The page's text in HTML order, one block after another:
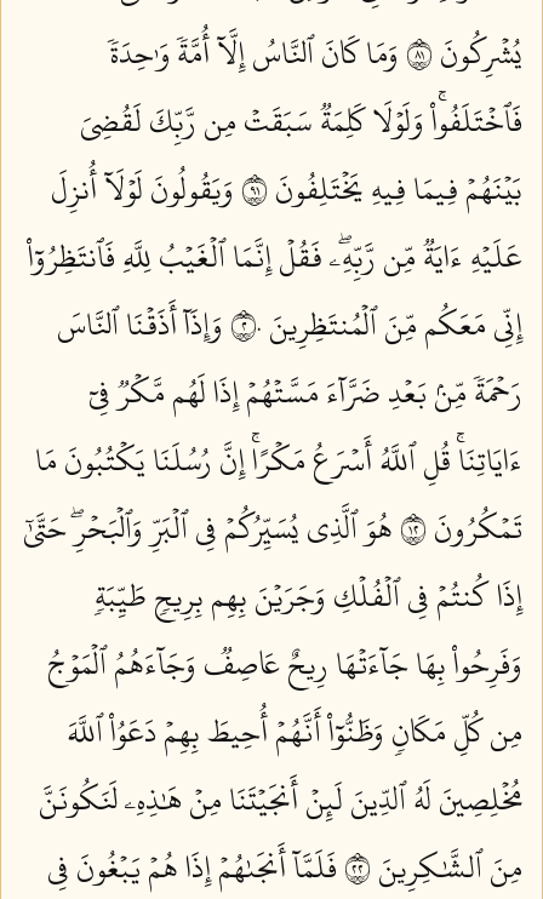
يُشۡرِكُونَ ١٨
وَمَا كَانَ ٱلنَّاسُ إِلَّآ أُمَّةٗ وَٰحِدَةٗ
فَٱخۡتَلَفُواْۚ وَلَوۡلَا كَلِمَةٞ سَبَقَتۡ مِن رَّبِّكَ لَقُضِيَ
بَيۡنَهُمۡ فِيمَا فِيهِ يَخۡتَلِفُونَ ١٩
وَيَقُولُونَ لَوۡلَآ أُنزِلَ
عَلَيۡهِ ءَايَةٞ مِّن رَّبِّهِۦۖ فَقُلۡ إِنَّمَا ٱلۡغَيۡبُ لِلَّهِ فَٱنتَظِرُوٓاْ
إِنِّي مَعَكُم مِّنَ ٱلۡمُنتَظِرِينَ ٢٠
وَإِذَآ أَذَقۡنَا ٱلنَّاسَ
رَحۡمَةٗ مِّنۢ بَعۡدِ ضَرَّآءَ مَسَّتۡهُمۡ إِذَا لَهُم مَّكۡرٞ فِيٓ
ءَايَاتِنَاۚ قُلِ ٱللَّهُ أَسۡرَعُ مَكۡرًاۚ إِنَّ رُسُلَنَا يَكۡتُبُونَ مَا
تَمۡكُرُونَ ٢١
هُوَ ٱلَّذِي يُسَيِّرُكُمۡ فِي ٱلۡبَرِّ وَٱلۡبَحۡرِۖ حَتَّىٰٓ
إِذَا كُنتُمۡ فِي ٱلۡفُلۡكِ وَجَرَيۡنَ بِهِم بِرِيحٖ طَيِّبَةٖ
وَفَرِحُواْ بِهَا جَآءَتۡهَا رِيحٌ عَاصِفٞ وَجَآءَهُمُ ٱلۡمَوۡجُ
مِن كُلِّ مَكَانٖ وَظَنُّوٓاْ أَنَّهُمۡ أُحِيطَ بِهِمۡ دَعَوُاْ ٱللَّهَ
مُخۡلِصِينَ لَهُ ٱلدِّينَ لَئِنۡ أَنجَيۡتَنَا مِنۡ هَٰذِهِۦ لَنَكُونَنَّ
مِنَ ٱلشَّٰكِرِينَ ٢٢
فَلَمَّآ أَنجَىٰهُمۡ إِذَا هُمۡ يَبۡغُونَ فِي